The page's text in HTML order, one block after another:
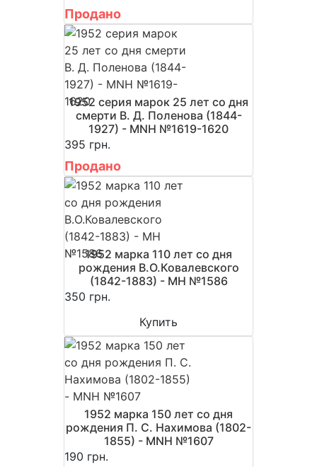
Продано
1952 серия марок 25 лет со дня
смерти В. Д. Поленова (1844-
1927) - MNH №1619-1620
395 грн.
Продано
1952 марка 110 лет со дня
рождения В.О.Ковалевского
(1842-1883) - MH №1586
350 грн.
Купить
1952 марка 150 лет со дня
рождения П. С. Нахимова (1802-
1855) - MNH №1607
190 грн.